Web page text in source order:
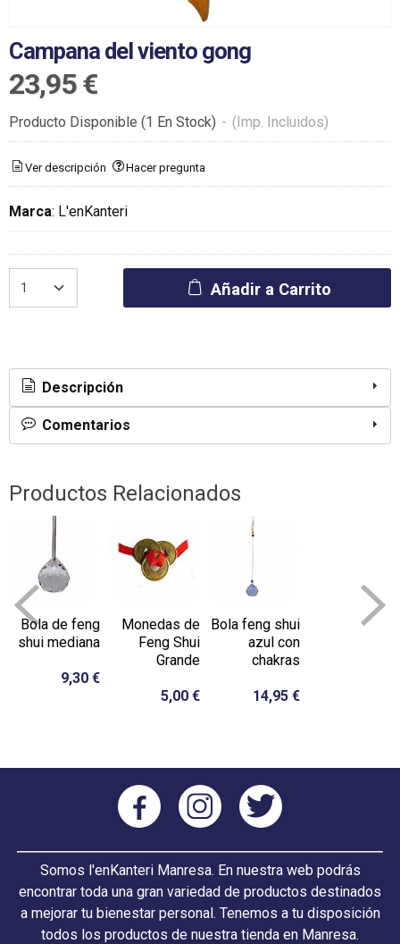
Campana del viento gong
23,95 €
Producto Disponible (1 En Stock) - (Imp. Incluidos)
Ver descripción Hacer pregunta
Marca: L'enKanteri
Añadir a Carrito
Descripción
Comentarios
Productos Relacionados
Bola de feng
shui mediana
9,30 €
Monedas de
Feng Shui
Grande
5,00 €
Bola feng shui
azul con
chakras
14,95 €
Somos l'enKanteri Manresa. En nuestra web podrás
encontrar toda una gran variedad de productos destinados
a mejorar tu bienestar personal. Tenemos a tu disposición
todos los productos de nuestra tienda en Manresa.